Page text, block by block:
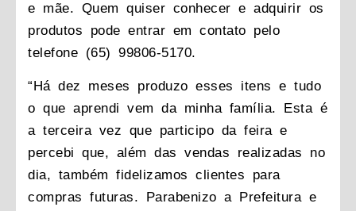
e mãe. Quem quiser conhecer e adquirir os
produtos pode entrar em contato pelo
telefone (65) 99806-5170.
“Há dez meses produzo esses itens e tudo
o que aprendi vem da minha família. Esta é
a terceira vez que participo da feira e
percebi que, além das vendas realizadas no
dia, também fidelizamos clientes para
compras futuras. Parabenizo a Prefeitura e